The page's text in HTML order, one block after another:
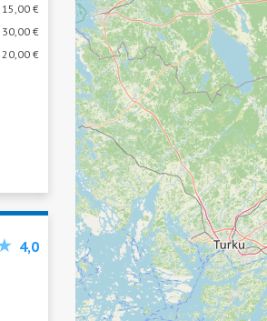
15,00 €
30,00 €
20,00 €
4,0